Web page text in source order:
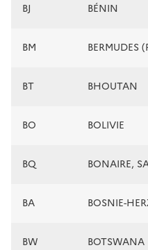
BJ BÉNIN
BM BERMUDES
BT BHOUTAN
BO BOLIVIE
BQ BONAIRE,
BA BOSNIE-
BW BOTSWANA